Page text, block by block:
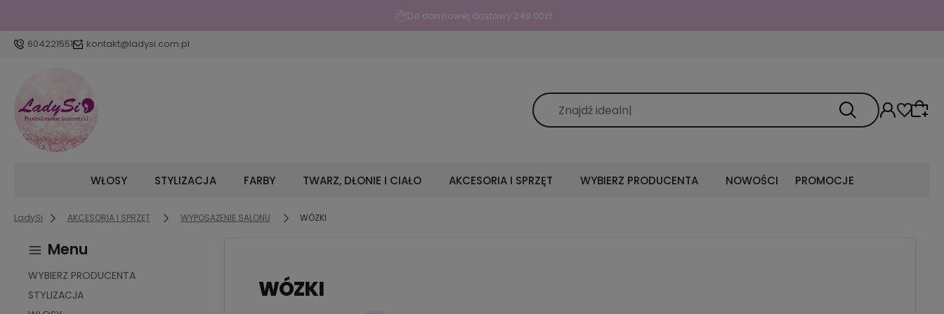
Do darmowej dostawy:249.00zł
604221551 kontakt@ladysi.com.pl
WŁOSY STYLIZACJA FARBY TWARZ, DŁONIE I CIAŁO AKCESORIA I SPRZĘT WYBIERZ PRODUCENTA NOWOŚCI PROMOCJE
LadySi AKCESORIA I SPRZĘT WYPOSAŻENIE SALONU WÓZKI
Menu
WYBIERZ PRODUCENTA
STYLIZACJA
WÓZKI